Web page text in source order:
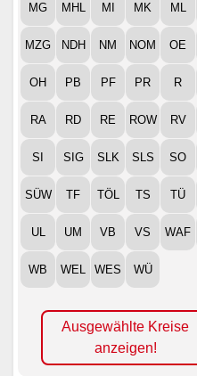
MG MHL MI MK ML
MZG NDH NM NOM OE
OH PB PF PR R
RA RD RE ROW RV
SI SIG SLK SLS SO
SÜW TF TÖL TS TÜ
UL UM VB VS WAF
WB WEL WES WÜ
Ausgewählte Kreise
anzeigen!